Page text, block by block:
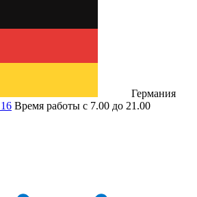
Германия
Время работы с 7.00 до 21.00